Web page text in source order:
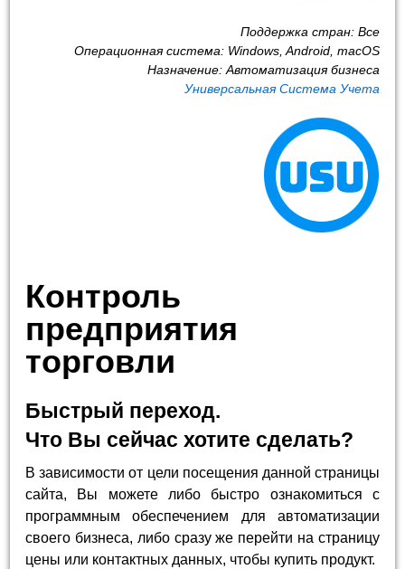
Поддержка стран: Все
Операционная система: Windows, Android, macOS
Назначение: Автоматизация бизнеса
Универсальная Система Учета
Контроль
предприятия
торговли
Быстрый переход.
Что Вы сейчас хотите сделать?
В зависимости от цели посещения данной страницы
сайта, Вы можете либо быстро ознакомиться с
программным обеспечением для автоматизации
своего бизнеса, либо сразу же перейти на страницу
цены или контактных данных, чтобы купить продукт.